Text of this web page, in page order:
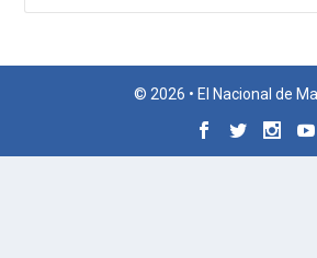
© 2026 • El Nacional de